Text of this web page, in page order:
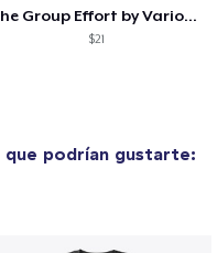
The Group Effort by Various Artists
$21
que podrían gustarte: